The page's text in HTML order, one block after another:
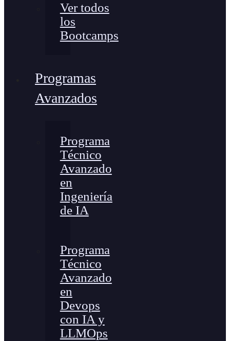
Ver todos
los
Bootcamps
Programas
Avanzados
Programa
Técnico
Avanzado
en
Ingeniería
de IA
Programa
Técnico
Avanzado
en
Devops
con IA y
LLMOps